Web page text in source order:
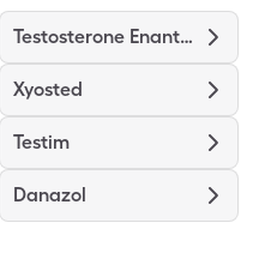
Testosterone Enanthate
Xyosted
Testim
Danazol